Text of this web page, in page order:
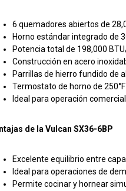
6 quemadores abiertos de
Horno estándar integrado de
Potencia total de 198,000
Construcción en acero
Parrillas de hierro fundido de
Termostato de horno de 250°F
Ideal para operación
de la Vulcan SX36-6BP
Excelente equilibrio entre
Ideal para operaciones de
Permite cocinar y hornear